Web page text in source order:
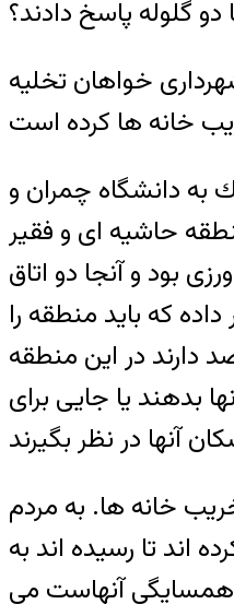
دو گلوله پاسخ دادند؟
خواهان تخلیه
به دانشگاه چمران و
حاشیه ای و فقیر
بود و آنجا دو اتاق
داده که باید منطقه را
دارند در این منطقه
بدهند یا جایی برای
خانه ها. به مردم
خانه ها را تخریب کرده اند تا رسیده اند به
همسایگی آنهاست می